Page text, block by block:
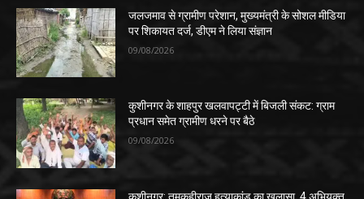
जलजमाव से ग्रामीण परेशान, मुख्यमंत्री के सोशल मीडिया
पर शिकायत दर्ज, डीएम ने लिया संज्ञान
09/08/2026
कुशीनगर के शाहपुर खलवापट्टी में बिजली संकट: ग्राम
प्रधान समेत ग्रामीण धरने पर बैठे
09/08/2026